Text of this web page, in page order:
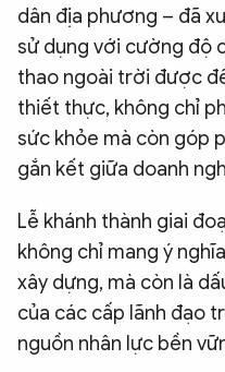
dân địa phương – đã
sử dụng với cường độ
thao ngoài trời được
thiết thực, không chỉ
sức khỏe mà còn góp
gắn kết giữa doanh
Lễ khánh thành giai
không chỉ mang ý
xây dựng, mà còn là
của các cấp lãnh đạo
nguồn nhân lực bền